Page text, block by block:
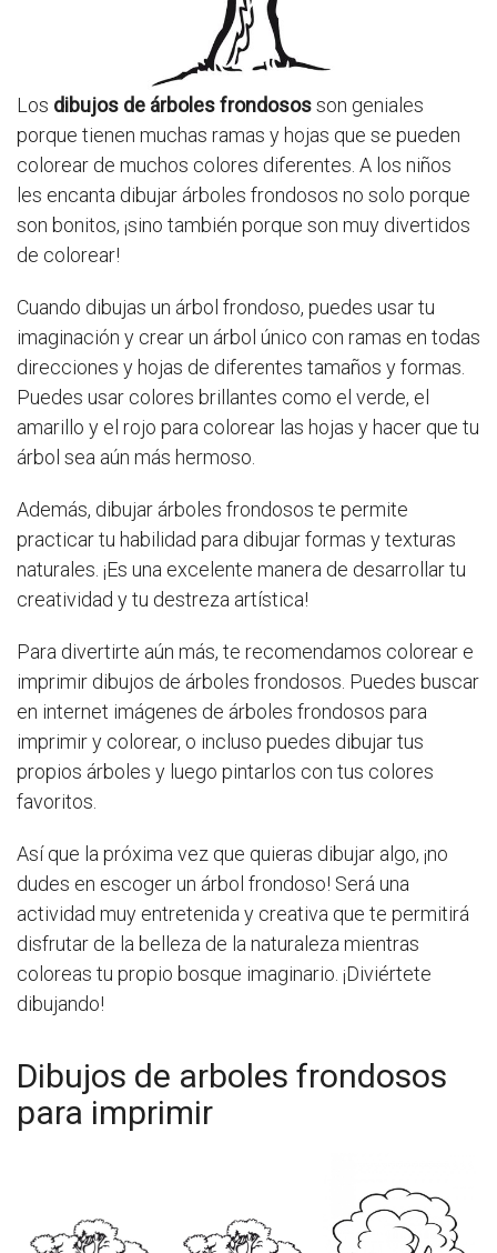
Los dibujos de árboles frondososson geniales
porque tienen muchas ramas y hojas que se pueden
colorear de muchos colores diferentes. A los niños
les encanta dibujar árboles frondosos no solo porque
son bonitos, ¡sino también porque son muy divertidos
de colorear!
Cuando dibujas un árbol frondoso, puedes usar tu
imaginación y crear un árbol único con ramas en todas
direcciones y hojas de diferentes tamaños y formas.
Puedes usar colores brillantes como el verde, el
amarillo y el rojo para colorear las hojas y hacer que tu
árbol sea aún más hermoso.
Además, dibujar árboles frondosos te permite
practicar tu habilidad para dibujar formas y texturas
naturales. ¡Es una excelente manera de desarrollar tu
creatividad y tu destreza artística!
Para divertirte aún más, te recomendamos colorear e
imprimir dibujos de árboles frondosos. Puedes buscar
en internet imágenes de árboles frondosos para
imprimir y colorear, o incluso puedes dibujar tus
propios árboles y luego pintarlos con tus colores
favoritos.
Así que la próxima vez que quieras dibujar algo, ¡no
dudes en escoger un árbol frondoso! Será una
actividad muy entretenida y creativa que te permitirá
disfrutar de la belleza de la naturaleza mientras
coloreas tu propio bosque imaginario. ¡Diviértete
dibujando!
Dibujos de arboles frondosos
para imprimir